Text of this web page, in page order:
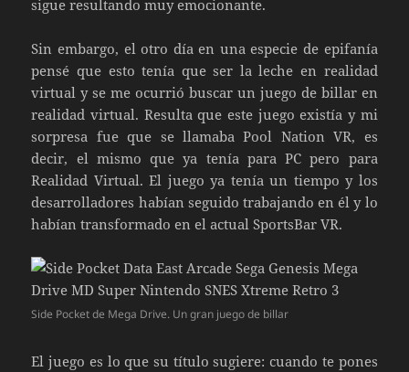
sigue resultando muy emocionante.
Sin embargo, el otro día en una especie de epifanía
pensé que esto tenía que ser la leche en realidad
virtual y se me ocurrió buscar un juego de billar en
realidad virtual. Resulta que este juego existía y mi
sorpresa fue que se llamaba Pool Nation VR, es
decir, el mismo que ya tenía para PC pero para
Realidad Virtual. El juego ya tenía un tiempo y los
desarrolladores habían seguido trabajando en él y lo
habían transformado en el actual SportsBar VR.
Side Pocket de Mega Drive. Un gran juego de billar
El juego es lo que su título sugiere: cuando te pones